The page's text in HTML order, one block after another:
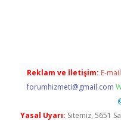
Reklam ve İletişim: E-
forumhizmeti@gmail.com
Yasal Uyarı: Sitemiz, 5651